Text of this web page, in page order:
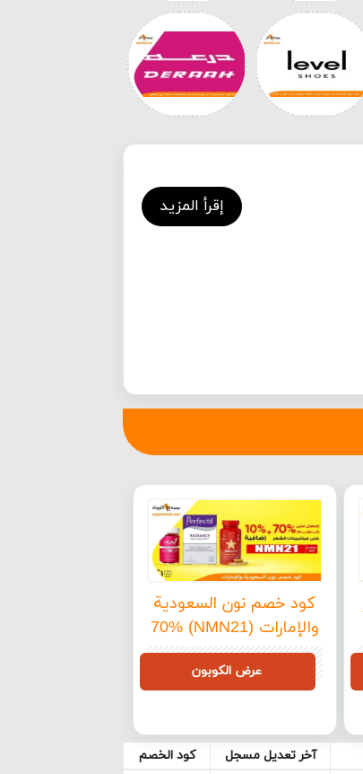
إقرأ المزيد
كود خصم نون السعودية
والإمارات (NMN21) 70%
+ 10% خصم إضافي
وشحن مجاني
عرض الكوبون
آخر تعديل مسجل كود الخصم